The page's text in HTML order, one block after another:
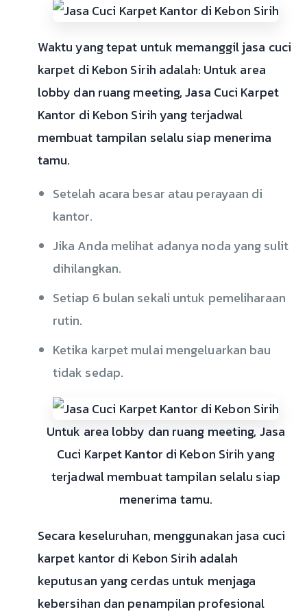
Waktu yang tepat untuk memanggil jasa cuci
karpet di Kebon Sirih adalah: Untuk area
lobby dan ruang meeting, Jasa Cuci Karpet
Kantor di Kebon Sirih yang terjadwal
membuat tampilan selalu siap menerima
tamu.
Setelah acara besar atau perayaan di
kantor.
Jika Anda melihat adanya noda yang sulit
dihilangkan.
Setiap 6 bulan sekali untuk pemeliharaan
rutin.
Ketika karpet mulai mengeluarkan bau
tidak sedap.
Untuk area lobby dan ruang meeting, Jasa
Cuci Karpet Kantor di Kebon Sirih yang
terjadwal membuat tampilan selalu siap
menerima tamu.
Secara keseluruhan, menggunakan jasa cuci
karpet kantor di Kebon Sirih adalah
keputusan yang cerdas untuk menjaga
kebersihan dan penampilan profesional